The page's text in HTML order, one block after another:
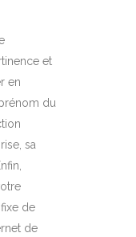
et
en
du
sa
de
de